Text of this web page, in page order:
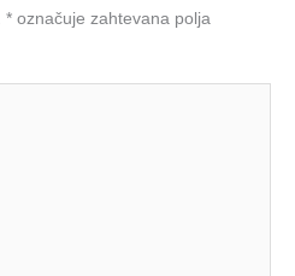
* označuje zahtevana polja